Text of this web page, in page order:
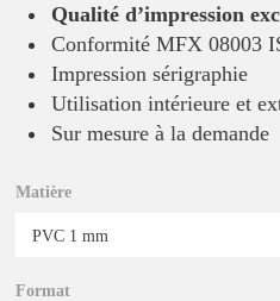
Qualité d’impression
Conformité MFX 08003
Impression sérigraphie
Utilisation intérieure et
Sur mesure à la demande
Matière
Format